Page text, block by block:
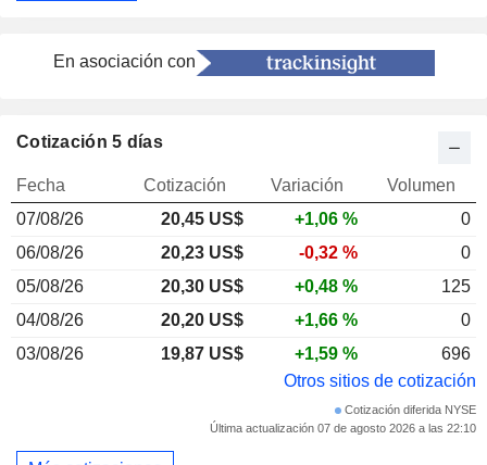
En asociación con
Cotización 5 días
Fecha Cotización Variación
Volumen
07/08/26
20,45 US$ +1,06 %
0
06/08/26
20,23 US$ -0,32 %
0
05/08/26
20,30 US$ +0,48 %
125
04/08/26
20,20 US$ +1,66 %
0
03/08/26
19,87 US$ +1,59 %
696
Otros sitios de cotización
Cotización diferida NYSE
Última actualización 07 de agosto 2026 a las 22:10